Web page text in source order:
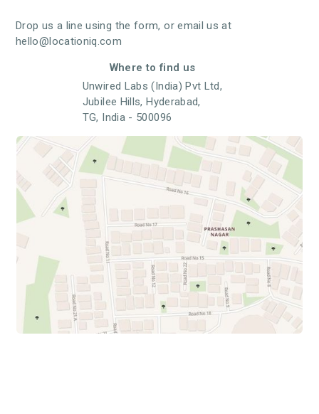
Drop us a line using the form, or email us at
hello@locationiq.com
Where to find us
Unwired Labs (India) Pvt Ltd,
Jubilee Hills, Hyderabad,
TG, India - 500096